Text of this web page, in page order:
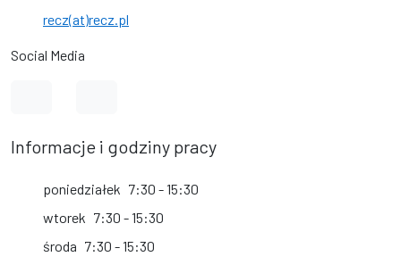
recz(at)recz.pl
Social Media
Informacje i godziny pracy
poniedziałek 7:30 - 15:30
wtorek 7:30 - 15:30
środa 7:30 - 15:30